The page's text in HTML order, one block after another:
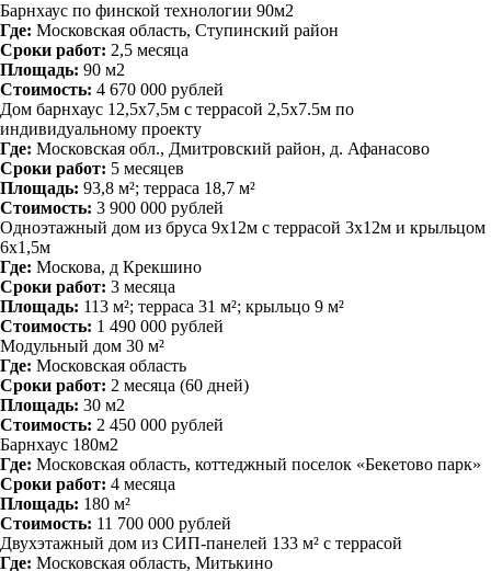
Барнхаус по финской технологии 90м2
Где: Московская область, Ступинский район
Сроки работ: 2,5 месяца
Площадь: 90 м2
Стоимость: 4 670 000 рублей
Дом барнхаус 12,5х7,5м с террасой 2,5х7.5м по
индивидуальному проекту
Где: Московская обл., Дмитровский район, д. Афанасово
Сроки работ: 5 месяцев
Площадь: 93,8 м²; терраса 18,7 м²
Стоимость: 3 900 000 рублей
Одноэтажный дом из бруса 9х12м с террасой 3х12м и крыльцом
6х1,5м
Где: Москова, д Крекшино
Сроки работ: 3 месяца
Площадь: 113 м²; терраса 31 м²; крыльцо 9 м²
Стоимость: 1 490 000 рублей
Модульный дом 30 м²
Где: Московская область
Сроки работ: 2 месяца (60 дней)
Площадь: 30 м2
Стоимость: 2 450 000 рублей
Барнхаус 180м2
Где: Московская область, коттеджный поселок «Бекетово парк»
Сроки работ: 4 месяца
Площадь: 180 м²
Стоимость: 11 700 000 рублей
Двухэтажный дом из СИП-панелей 133 м² с террасой
Где: Московская область, Митькино